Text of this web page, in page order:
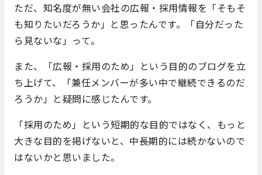
ただ、知名度が無い会社の広報・採用情報を「そもそ
も知りたいだろうか」と思ったんです。「自分だった
ら見ないな」って。
また、「広報・採用のため」という目的のブログを立
ち上げて、「兼任メンバーが多い中で継続できるのだ
ろうか」と疑問に感じたんです。
「採用のため」という短期的な目的ではなく、もっと
大きな目的を掲げないと、中長期的には続かないので
はないかと思いました。